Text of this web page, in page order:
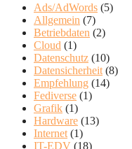
Ads/AdWords (5)
Allgemein (7)
Betriebdaten (2)
Cloud (1)
Datenschutz (10)
Datensicherheit (8)
Empfehlung (14)
Fediverse (1)
Grafik (1)
Hardware (13)
Internet (1)
IT-EDV (18)